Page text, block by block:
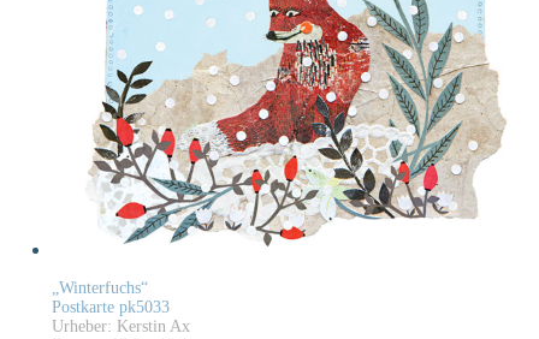
„Winterfuchs“
Postkarte pk5033
Urheber: Kerstin Ax